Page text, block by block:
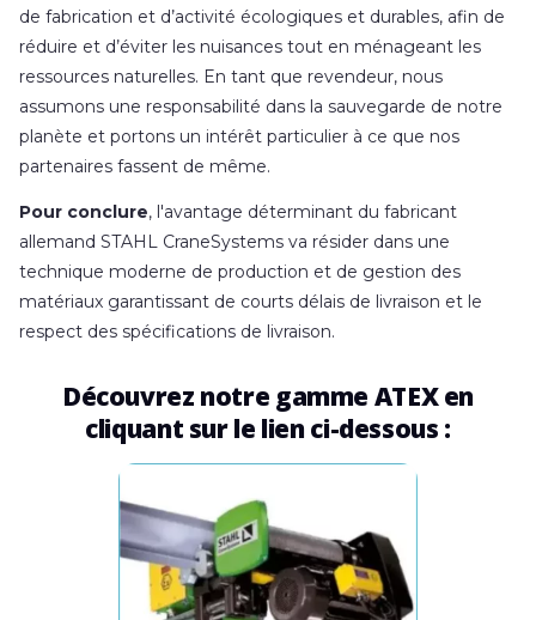
de fabrication et d’activité écologiques et durables, afin de
réduire et d’éviter les nuisances tout en ménageant les
ressources naturelles. En tant que revendeur, nous
assumons une responsabilité dans la sauvegarde de notre
planète et portons un intérêt particulier à ce que nos
partenaires fassent de même.
Pour conclure, l'avantage déterminant du fabricant
allemand STAHL CraneSystems va résider dans une
technique moderne de production et de gestion des
matériaux garantissant de courts délais de livraison et le
respect des spécifications de livraison.
Découvrez notre gamme ATEX en
cliquant sur le lien ci-dessous :